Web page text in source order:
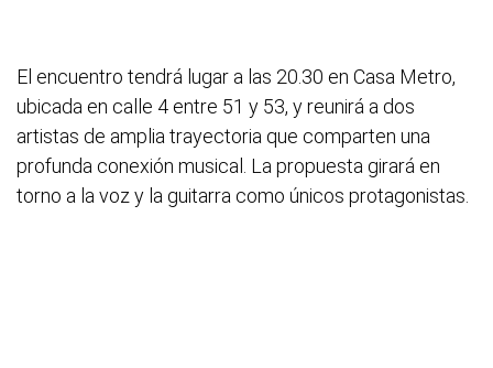
El encuentro tendrá lugar a las 20.30 en Casa Metro,
ubicada en calle 4 entre 51 y 53, y reunirá a dos
artistas de amplia trayectoria que comparten una
profunda conexión musical. La propuesta girará en
torno a la voz y la guitarra como únicos protagonistas.